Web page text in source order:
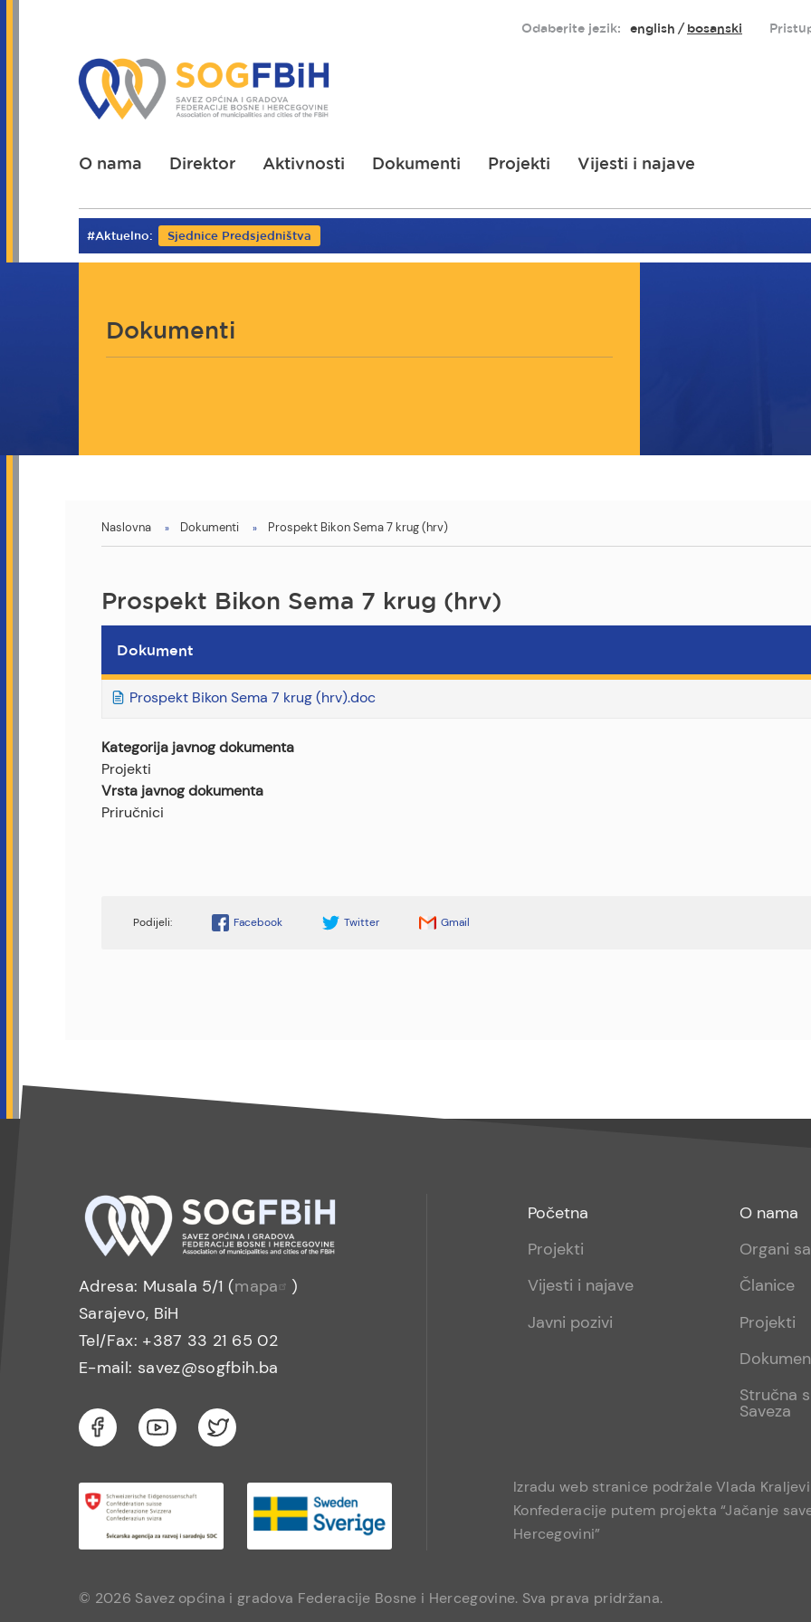
Odaberite jezik: english bosanski
O nama Direktor Aktivnosti Dokumenti Projekti Vijesti i najave
#Aktuelno: Sjednice Predsjedništva
Dokumenti
You
Naslovna Dokumenti Prospekt Bikon Sema 7 krug (hrv)
Prospekt Bikon Sema 7 krug (hrv)
Dokument
Prospekt Bikon Sema 7 krug (hrv).doc
Kategorija javnog dokumenta
Projekti
Vrsta javnog dokumenta
Priručnici
Facebook Twitter Gmail
Adresa: Musala 5/1 (mapa
)
Sarajevo, BiH
Tel/Fax: +387 33 21 65 02
E-mail: savez@sogfbih.ba
Footer
menu
Početna
Projekti
Vijesti i najave
Javni pozivi
Footer
sub
O nama
Organi
Članice
Projekti
Stručna
Saveza
Izradu web stranice podržale Vlada
Konfederacije putem projekta “Jačanje
Hercegovini”
© 2026 Savez općina i gradova Federacije Bosne i Hercegovine. Sva prava pridržana.